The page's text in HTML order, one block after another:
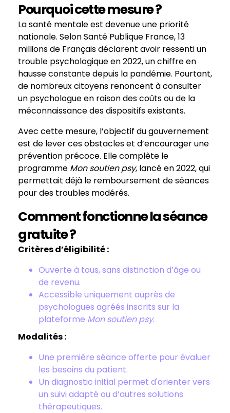
Pourquoi cette mesure ?
La santé mentale est devenue une priorité
nationale. Selon Santé Publique France, 13
millions de Français déclarent avoir ressenti un
trouble psychologique en 2022, un chiffre en
hausse constante depuis la pandémie. Pourtant,
de nombreux citoyens renoncent à consulter
un psychologue en raison des coûts ou de la
méconnaissance des dispositifs existants.
Avec cette mesure, l’objectif du gouvernement
est de lever ces obstacles et d’encourager une
prévention précoce. Elle complète le
programme Mon soutien psy, lancé en 2022, qui
permettait déjà le remboursement de séances
pour des troubles modérés.
Comment fonctionne la séance
gratuite ?
Critères d’éligibilité :
Ouverte à tous, sans distinction d’âge ou
de revenu.
Accessible uniquement auprès de
psychologues agréés inscrits sur la
plateforme Mon soutien psy.
Modalités :
Une première séance offerte pour évaluer
les besoins du patient.
Un diagnostic initial permet d'orienter vers
un suivi adapté ou d’autres solutions
thérapeutiques.